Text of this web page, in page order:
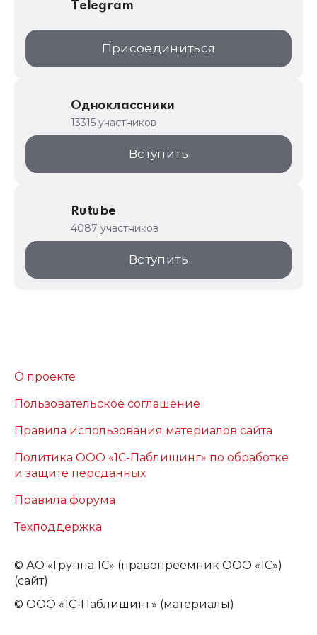
Telegram
Присоединиться
Одноклассники
13315 участников
Вступить
Rutube
4087 участников
Вступить
О проекте
Пользовательское соглашение
Правила использования материалов сайта
Политика ООО «1С-Паблишинг» по обработке
и защите персданных
Правила форума
Техподдержка
© АО «Группа 1С» (правопреемник ООО «1С»)
(сайт)
© ООО «1С-Паблишинг» (материалы)